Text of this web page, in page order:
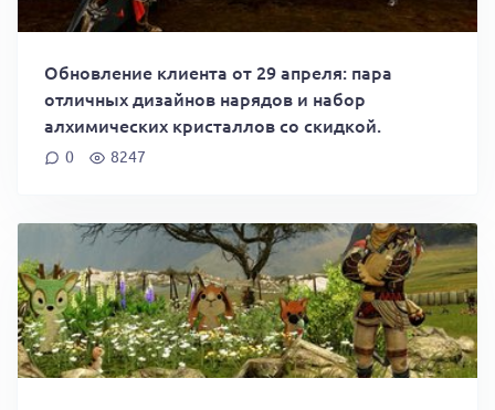
Обновление клиента от 29 апреля: пара
отличных дизайнов нарядов и набор
алхимических кристаллов со скидкой.
0 8247